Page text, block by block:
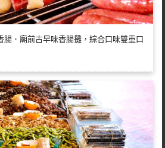
腸．廟前古早味香腸攤，綜合口味雙重口